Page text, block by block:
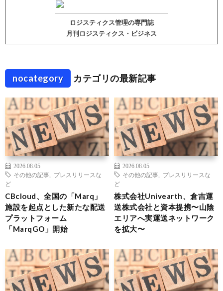
ロジスティクス管理の専門誌
月刊ロジスティクス・ビジネス
nocategory カテゴリの最新記事
2026.08.05
その他の記事
プレスリリースな
ど
CBcloud、全国の「Marq」
施設を起点とした新たな配送
プラットフォーム
「MarqGO」開始
2026.08.05
その他の記事
プレスリリースな
ど
株式会社Univearth、倉吉運
送株式会社と資本提携〜山陰
エリアへ実運送ネットワーク
を拡大〜